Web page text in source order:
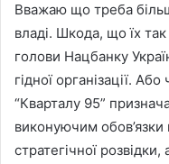
Вважаю що треба
владі. Шкода, що їх
голови Нацбанку
гідної організації.
“Кварталу 95”
виконуючим
стратегічної